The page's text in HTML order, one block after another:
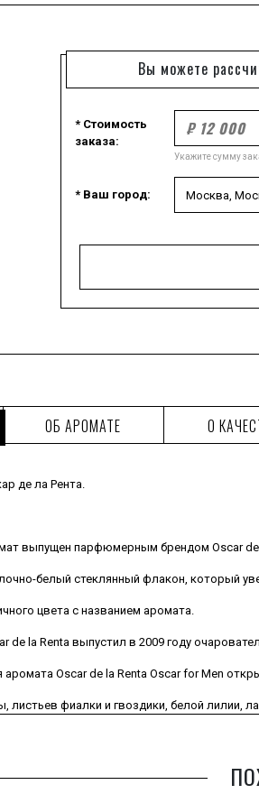
Вы можете
* Стоимость
заказа:
Укажите сумму
* Ваш город:
ОБ АРОМАТЕ О
де ла Рента.
выпущен парфюмерным брендом Oscar de
белый стеклянный флакон, который
цвета с названием аромата.
la Renta выпустил в 2009 году
Oscar de la Renta Oscar for Men
листьев фиалки и гвоздики, белой лилии,